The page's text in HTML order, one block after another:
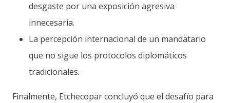
desgaste por una exposición agresiva
innecesaria.
La percepción internacional de un mandatario
que no sigue los protocolos diplomáticos
tradicionales.
Finalmente, Etchecopar concluyó que el desafío para